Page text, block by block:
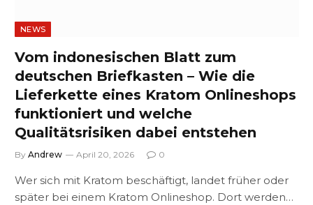
NEWS
Vom indonesischen Blatt zum
deutschen Briefkasten – Wie die
Lieferkette eines Kratom Onlineshops
funktioniert und welche
Qualitätsrisiken dabei entstehen
By Andrew April 20, 2026 0
Wer sich mit Kratom beschäftigt, landet früher oder
später bei einem Kratom Onlineshop. Dort werden…